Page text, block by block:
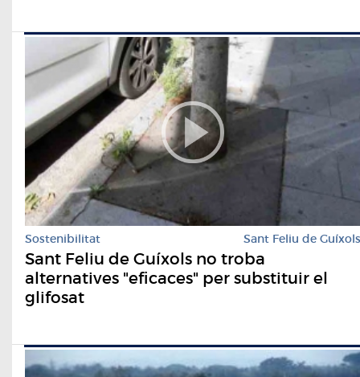
Sostenibilitat Sant Feliu de Guíxols
Sant Feliu de Guíxols no troba
alternatives "eficaces" per substituir el
glifosat